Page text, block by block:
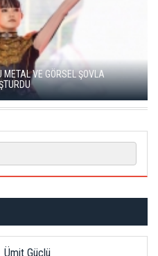
İSTANBUL, ANKARA VE
Ümit Güçlü